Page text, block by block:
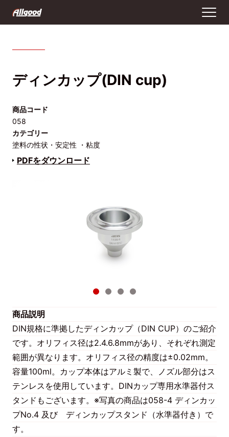
ディンカップ(DIN cup)
商品コード
058
カテゴリー
塗料の性状・安定性 ・粘度
PDFをダウンロード
商品説明
DIN規格に準拠したディンカップ（DIN CUP）のご紹介
です。オリフィス径は2.4.6.8mmがあり、それぞれ測定
範囲が異なります。オリフィス径の精度は±0.02mm。
容量100ml。カップ本体はアルミ製で、ノズル部分はス
テンレスを使用しています。DINカップ専用水準器付ス
タンドもございます。※写真の商品は058-4 ディンカッ
プNo.4 及び ディンカップスタンド（水準器付き）で
す。